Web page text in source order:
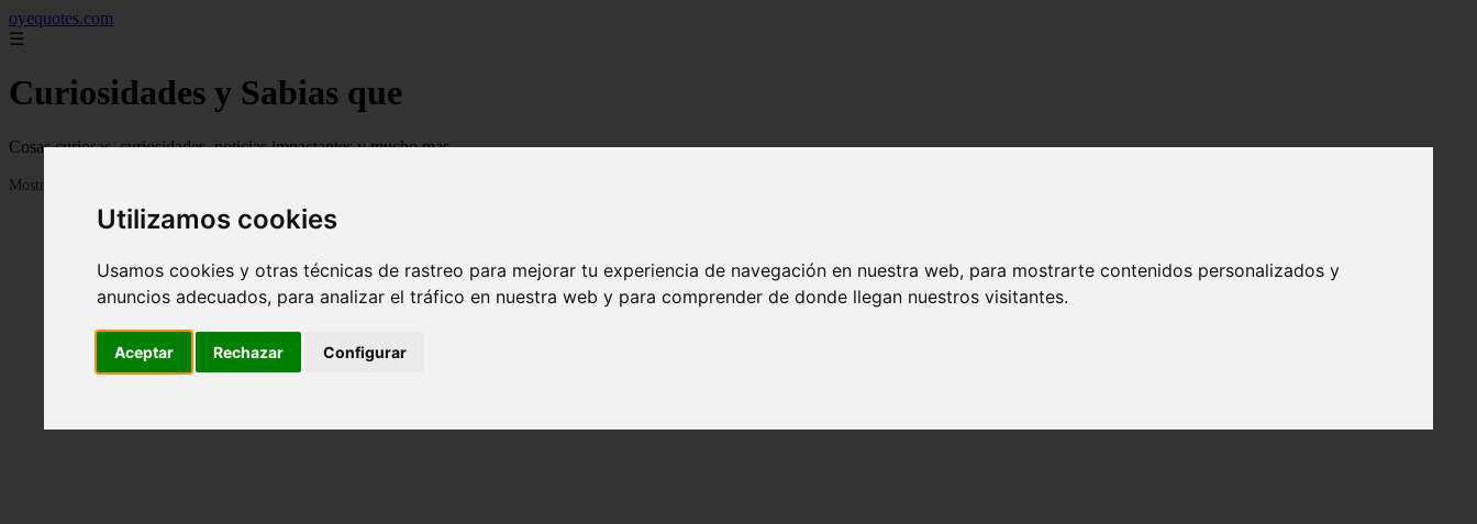
Utilizamos cookies
Usamos cookies y otras técnicas de rastreo para mejorar tu experiencia de navegación en nuestra web, para mostrarte contenidos personalizados y
anuncios adecuados, para analizar el tráfico en nuestra web y para comprender de donde llegan nuestros visitantes.
Aceptar Rechazar Configurar
oyequotes.com
☰
Curiosidades y Sabias que
Cosas curiosas, curiosidades, noticias impactantes y mucho mas
Mostrando 1 - 24 de 2834 artículos